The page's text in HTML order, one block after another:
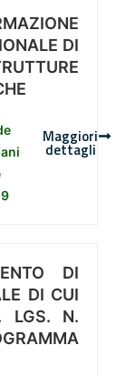
DI
Maggiori
dettagli
DI
DI CUI
LGS. N.